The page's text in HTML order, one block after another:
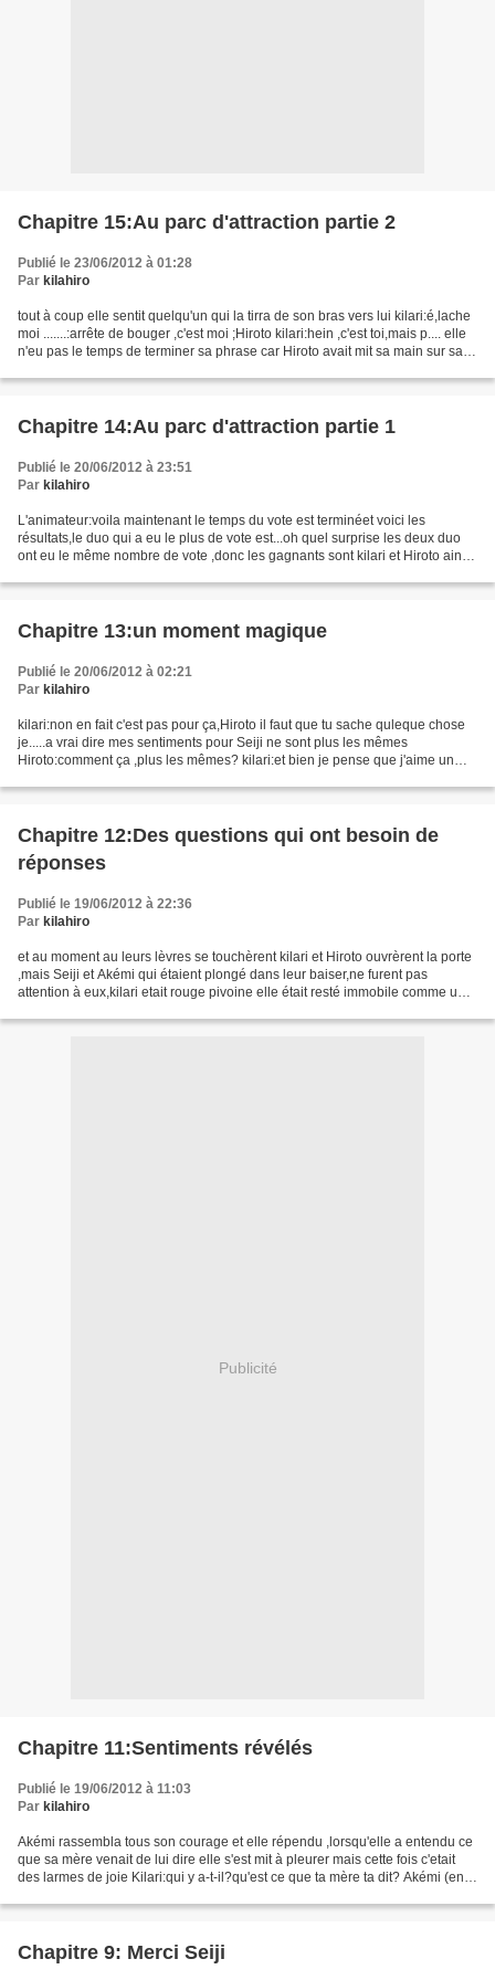
Chapitre 15:Au parc d'attraction partie 2
Publié le 23/06/2012 à 01:28
Par kilahiro
tout à coup elle sentit quelqu'un qui la tirra de son bras vers lui kilari:é,lache
moi .......:arrête de bouger ,c'est moi ;Hiroto kilari:hein ,c'est toi,mais p.... elle
n'eu pas le temps de terminer sa phrase car Hiroto avait mit sa main sur sa
Chapitre 14:Au parc d'attraction partie 1
Publié le 20/06/2012 à 23:51
Par kilahiro
L'animateur:voila maintenant le temps du vote est terminéet voici les
résultats,le duo qui a eu le plus de vote est...oh quel surprise les deux duo
ont eu le même nombre de vote ,donc les gagnants sont kilari et Hiroto ainsi
Chapitre 13:un moment magique
Publié le 20/06/2012 à 02:21
Par kilahiro
kilari:non en fait c'est pas pour ça,Hiroto il faut que tu sache quleque chose
je.....a vrai dire mes sentiments pour Seiji ne sont plus les mêmes
Hiroto:comment ça ,plus les mêmes? kilari:et bien je pense que j'aime un
Chapitre 12:Des questions qui ont besoin de
réponses
Publié le 19/06/2012 à 22:36
Par kilahiro
et au moment au leurs lèvres se touchèrent kilari et Hiroto ouvrèrent la porte
,mais Seiji et Akémi qui étaient plongé dans leur baiser,ne furent pas
attention à eux,kilari etait rouge pivoine elle était resté immobile comme une
Publicité
Chapitre 11:Sentiments révélés
Publié le 19/06/2012 à 11:03
Par kilahiro
Akémi rassembla tous son courage et elle répendu ,lorsqu'elle a entendu ce
que sa mère venait de lui dire elle s'est mit à pleurer mais cette fois c'etait
des larmes de joie Kilari:qui y a-t-il?qu'est ce que ta mère ta dit? Akémi (en
Chapitre 9: Merci Seiji